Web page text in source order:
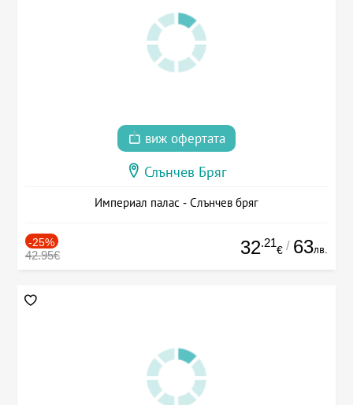
виж офертата
Слънчев Бряг
Империал палас - Слънчев бряг
-25%
42.95€ 32.21
€ / 63лв.